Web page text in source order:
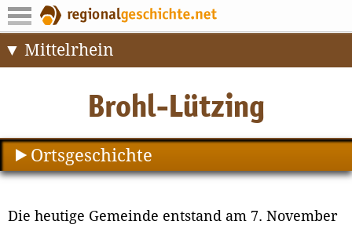
Mittelrhein
Ortsgeschichte
Die heutige Gemeinde entstand am 7. November